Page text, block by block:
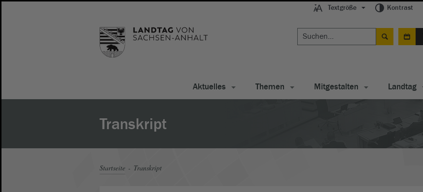
Textgröße Kontrast
Aktuelles Themen Mitgestalten Landtag
Transkript
Startseite Transkript